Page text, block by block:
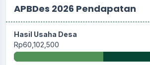
APBDes 2026 Pendapatan
Hasil Usaha Desa
Rp60,102,500